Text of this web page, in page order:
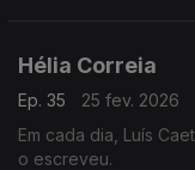
Hélia Correia
Ep. 35
25 fev. 2026
Em cada dia, Luís
o escreveu.